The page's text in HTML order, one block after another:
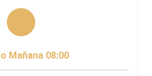
Mañana 08:00